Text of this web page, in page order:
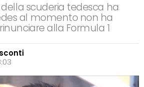
scuderia tedesca ha
al momento non ha
alla Formula 1